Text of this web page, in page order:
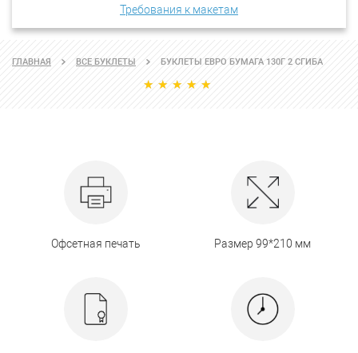
Требования к макетам
ГЛАВНАЯ ВСЕ БУКЛЕТЫ БУКЛЕТЫ ЕВРО БУМАГА 130Г 2 СГИБА
Офсетная печать Размер 99*210 мм